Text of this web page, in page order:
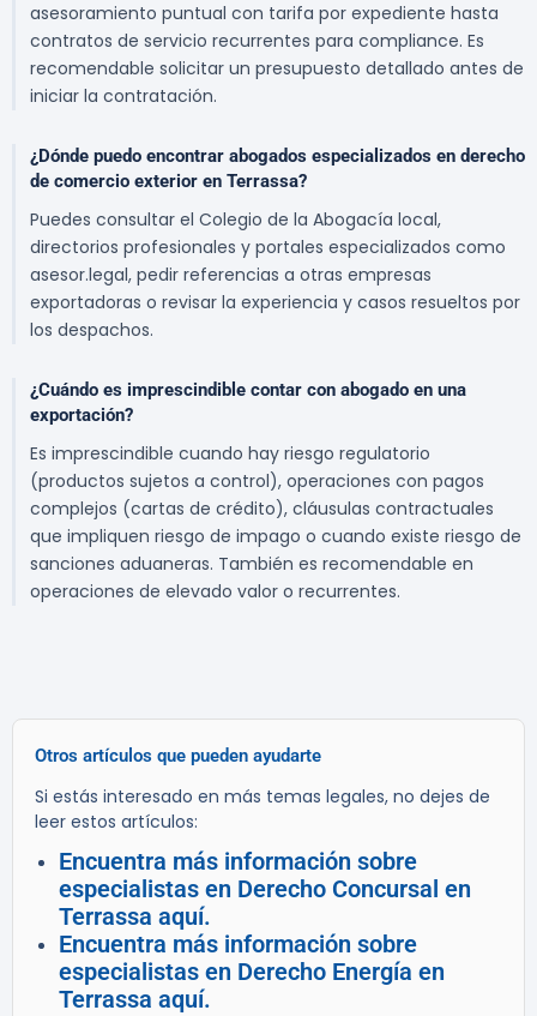
asesoramiento puntual con tarifa por expediente hasta
contratos de servicio recurrentes para compliance. Es
recomendable solicitar un presupuesto detallado antes de
iniciar la contratación.
¿Dónde puedo encontrar abogados especializados en derecho
de comercio exterior en Terrassa?
Puedes consultar el Colegio de la Abogacía local,
directorios profesionales y portales especializados como
asesor.legal, pedir referencias a otras empresas
exportadoras o revisar la experiencia y casos resueltos por
los despachos.
¿Cuándo es imprescindible contar con abogado en una
exportación?
Es imprescindible cuando hay riesgo regulatorio
(productos sujetos a control), operaciones con pagos
complejos (cartas de crédito), cláusulas contractuales
que impliquen riesgo de impago o cuando existe riesgo de
sanciones aduaneras. También es recomendable en
operaciones de elevado valor o recurrentes.
Otros artículos que pueden ayudarte
Si estás interesado en más temas legales, no dejes de
leer estos artículos:
Encuentra más información sobre
especialistas en Derecho Concursal en
Terrassa aquí.
Encuentra más información sobre
especialistas en Derecho Energía en
Terrassa aquí.